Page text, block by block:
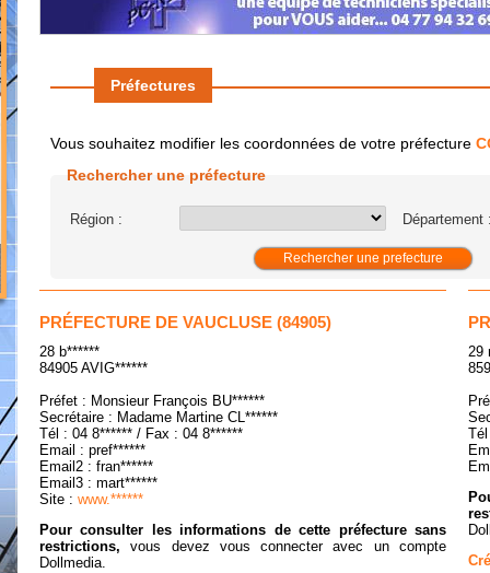
Préfectures
Vous souhaitez modifier les coordonnées de votre préfecture
Rechercher une préfecture
Région : Département
PRÉFECTURE DE VAUCLUSE (84905)
28 b******
84905 AVIG******
Préfet : Monsieur François BU******
Secrétaire : Madame Martine CL******
Tél : 04 8****** / Fax : 04 8******
Email : pref******
Email2 : fran******
Email3 : mart******
Site : www.******
Pour consulter les informations de cette préfecture sans
restrictions, vous devez vous connecter avec un compte
Dollmedia.
29